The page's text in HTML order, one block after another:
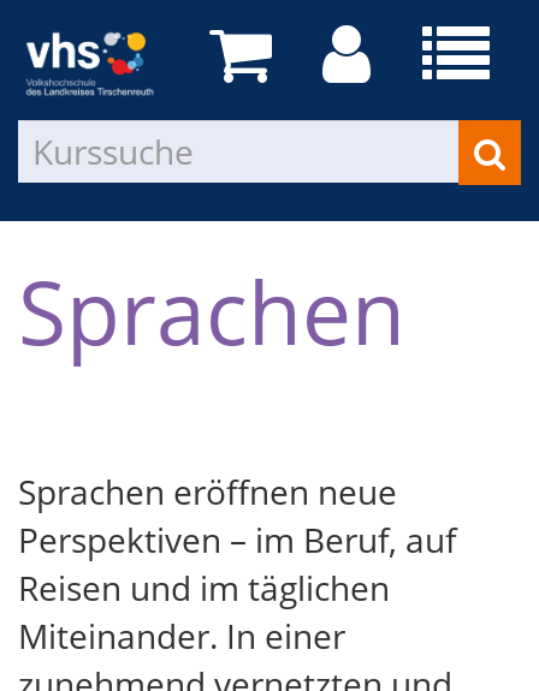
Sprachen
Sprachen eröffnen neue
Perspektiven – im Beruf, auf
Reisen und im täglichen
Miteinander. In einer